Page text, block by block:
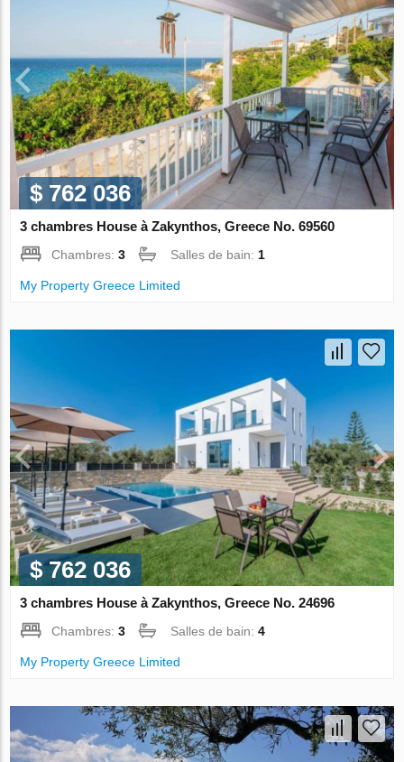
$ 762 036
3 chambres House à Zakynthos, Greece No. 69560
Chambres:3 Salles de bain: 1
My Property Greece Limited
$ 762 036
3 chambres House à Zakynthos, Greece No. 24696
Chambres:3 Salles de bain:4
My Property Greece Limited